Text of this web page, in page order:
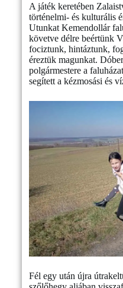
A játék keretében
történelmi- és kulturális
Utunkat Kemendollár
követve délre beértünk
fociztunk, hintáztunk,
éreztük magunkat.
polgármestere a
segített a kézmosási és
Fél egy után újra